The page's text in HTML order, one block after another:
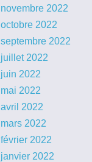
novembre 2022
octobre 2022
septembre 2022
juillet 2022
juin 2022
mai 2022
avril 2022
mars 2022
février 2022
janvier 2022